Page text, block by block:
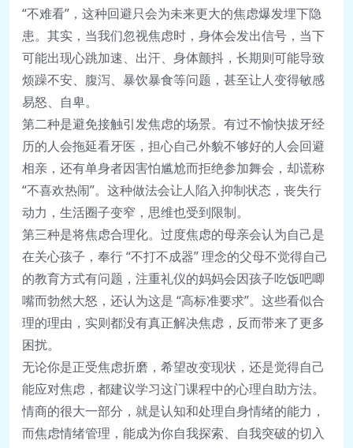
“不难看”，这种回避只会为未来更大的焦虑爆发埋下隐
患。其实，当我们忽视焦虑时，身体会发出信号，当下
可能出现心跳加速、出汗、身体颤抖，长期则可能导致
烦躁不安、腹泻、暴饮暴食等问题，甚至让人变得敏感
易怒、自卑。
第二种是避免接触引发焦虑的场景。有过不愉快拔牙经
历的人会拖延看牙医，担心自己外貌不够好的人会回避
相亲，还有单身者因害怕尴尬而拒绝参加舞会，却谎称
“不喜欢热闹”。这种做法会让人陷入抑制状态，丧失行
动力，生活圈子变窄，思维也受到限制。
第三种是将焦虑合理化。过度焦虑的母亲会认为自己是
在关心孩子，奉行 “不打不成器” 理念的父母不觉得自己
的教育方式有问题，注重礼仪的妈妈会因孩子吃饭吧唧
嘴而勃然大怒，还认为这是 “高标准要求”。这些看似合
理的理由，实则都没有真正解决焦虑，反而带来了更多
困扰。
无论你是正受焦虑折磨，希望改变现状，还是觉得自己
能应对焦虑，都建议学习这门课程中的心理自助方法。
情商的很大一部分，就是认知和处理自身情绪的能力，
而焦虑情绪管理，能成为你自我探索、自我突破的切入